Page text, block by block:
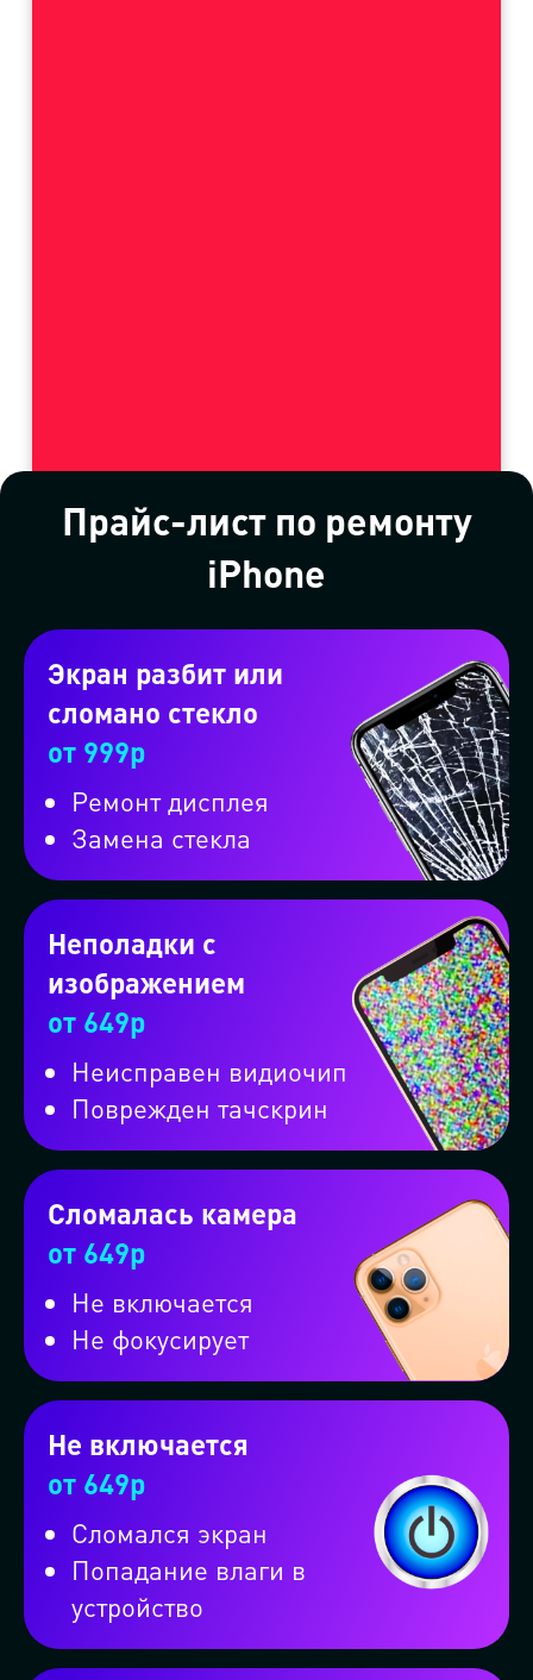
Оформите заказ на вызов
мастерской на колёсах и
получите скидку 10%
Прайс-лист по ремонту
iPhone
Экран разбит или
сломано стекло
от 999р
Ремонт дисплея
Замена стекла
Неполадки с
изображением
от 649р
Неисправен видиочип
Поврежден тачскрин
Сломалась камера
от 649р
Не включается
Не фокусирует
Не включается
от 649р
Сломался экран
Попадание влаги в
устройство